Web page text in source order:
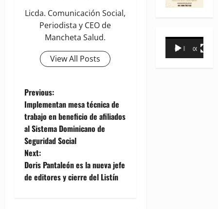
Licda. Comunicación Social,
Periodista y CEO de
Mancheta Salud.
View All Posts
P
o
s
t
n
Previous:
Implementan mesa técnica de
trabajo en beneficio de afiliados
al Sistema Dominicano de
Seguridad Social
Next:
Doris Pantaleón es la nueva jefe
de editores y cierre del Listín
Reproductor
00:00 00:31